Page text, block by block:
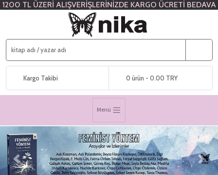
1200 TL ÜZERİ ALIŞVERİŞLERİNİZDE KARGO ÜCRETİ BEDAVA
Kargo Takibi 0 ürün - 0.00 TRY
Menü
Previous Next